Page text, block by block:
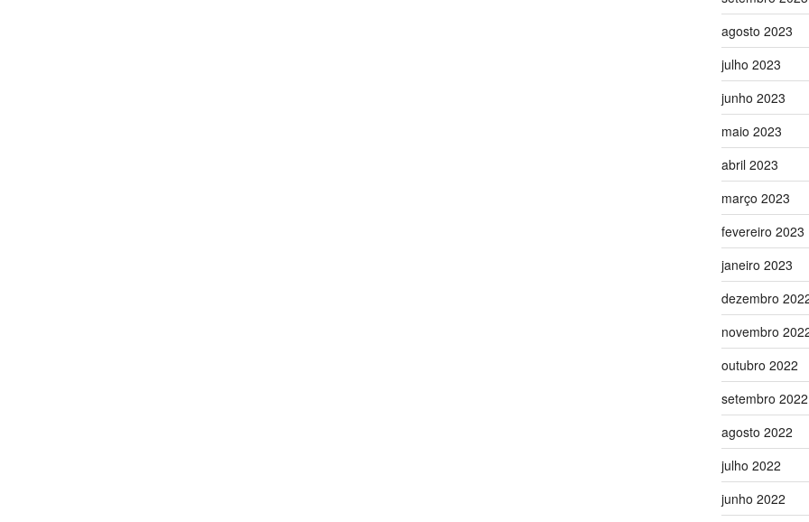
agosto 2023
julho 2023
junho 2023
maio 2023
abril 2023
março 2023
fevereiro 2023
janeiro 2023
dezembro
novembro
outubro 2022
setembro 2022
agosto 2022
julho 2022
junho 2022